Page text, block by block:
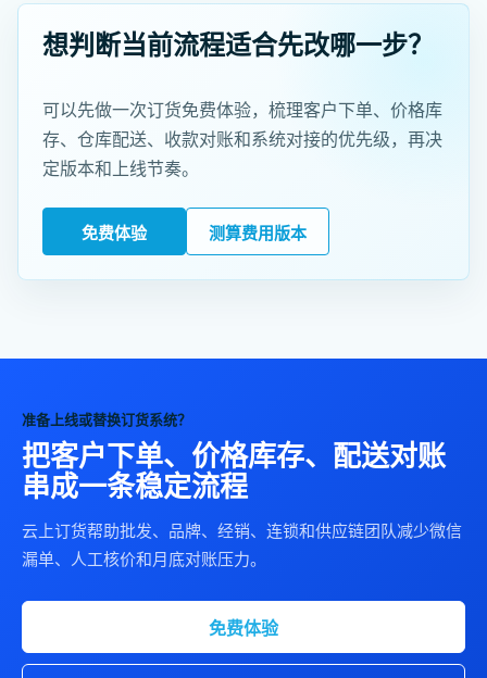
想判断当前流程适合先改哪一步？
可以先做一次订货免费体验，梳理客户下单、价格库
存、仓库配送、收款对账和系统对接的优先级，再决
定版本和上线节奏。
免费体验 测算费用版本
准备上线或替换订货系统？
把客户下单、价格库存、配送对账
串成一条稳定流程
云上订货帮助批发、品牌、经销、连锁和供应链团队减少微信
漏单、人工核价和月底对账压力。
免费体验